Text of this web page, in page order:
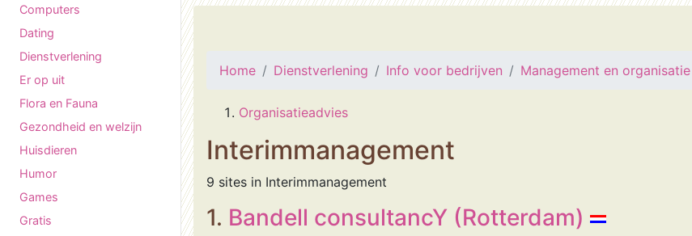
Computers
Dating
Dienstverlening
Er op uit
Flora en Fauna
Gezondheid en welzijn
Huisdieren
Humor
Games
Gratis
Home Dienstverlening Info voor bedrijven Management en organisatie
Organisatieadvies
Interimmanagement
9 sites in Interimmanagement
1. Bandell consultancY (Rotterdam)